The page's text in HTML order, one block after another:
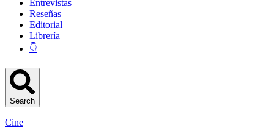
Entrevistas
Reseñas
Editorial
Librería
👇
Search
Cine